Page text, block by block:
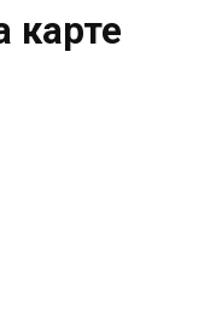
карте